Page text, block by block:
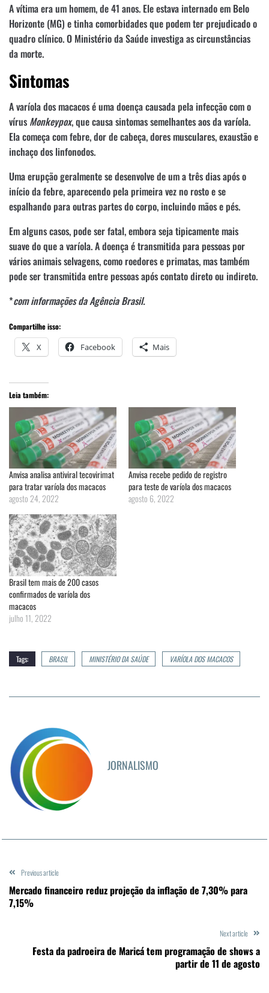
A vítima era um homem, de 41 anos. Ele estava internado em Belo
Horizonte (MG) e tinha comorbidades que podem ter prejudicado o
quadro clínico. O Ministério da Saúde investiga as circunstâncias
da morte.
Sintomas
A varíola dos macacos é uma doença causada pela infecção com o
vírus Monkeypox, que causa sintomas semelhantes aos da varíola.
Ela começa com febre, dor de cabeça, dores musculares, exaustão e
inchaço dos linfonodos.
Uma erupção geralmente se desenvolve de um a três dias após o
início da febre, aparecendo pela primeira vez no rosto e se
espalhando para outras partes do corpo, incluindo mãos e pés.
Em alguns casos, pode ser fatal, embora seja tipicamente mais
suave do que a varíola. A doença é transmitida para pessoas por
vários animais selvagens, como roedores e primatas, mas também
pode ser transmitida entre pessoas após contato direto ou indireto.
*com informações da Agência Brasil.
Compartilhe isso:
X Facebook Mais
Leia também:
Anvisa analisa antiviral tecovirimat
para tratar varíola dos macacos
agosto 24, 2022
Anvisa recebe pedido de registro
para teste de varíola dos macacos
agosto 6, 2022
Brasil tem mais de 200 casos
confirmados de varíola dos
macacos
julho 11, 2022
Tags: BRASIL MINISTÉRIO DA SAÚDE VARÍOLA DOS MACACOS
JORNALISMO
Previous article
Mercado financeiro reduz projeção da inflação de 7,30% para
7,15%
Next article
Festa da padroeira de Maricá tem programação de shows a
partir de 11 de agosto